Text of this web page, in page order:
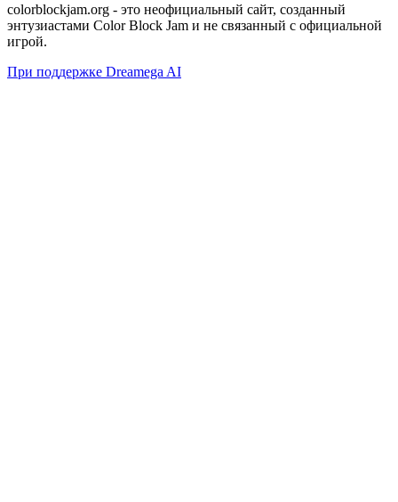
colorblockjam.org - это неофициальный сайт, созданный
энтузиастами Color Block Jam и не связанный с официальной
игрой.
При поддержке Dreamega AI